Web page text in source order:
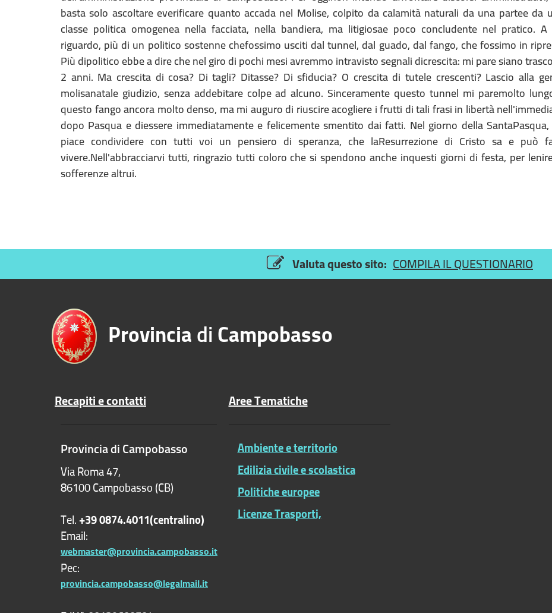
basta solo ascoltare everificare quanto accada nel Molise, colpito da calamità naturali da una partee da
classe politica omogenea nella facciata, nella bandiera, ma litigiosae poco concludente nel pratico.
riguardo, più di un politico sostenne chefossimo usciti dal tunnel, dal guado, dal fango, che fossimo in
Più dipolitico ebbe a dire che nel giro di pochi mesi avremmo intravisto segnali dicrescita: mi pare siano
2 anni. Ma crescita di cosa? Di tagli? Ditasse? Di sfiducia? O crescita di tutele crescenti? Lascio alla
molisanatale giudizio, senza addebitare colpe ad alcuno. Sinceramente questo tunnel mi paremolto
questo fango ancora molto denso, ma mi auguro di riuscire acogliere i frutti di tali frasi in libertà
dopo Pasqua e diessere immediatamente e felicemente smentito dai fatti. Nel giorno della
piace condividere con tutti voi un pensiero di speranza, che laResurrezione di Cristo sa e può
vivere.Nell'abbracciarvi tutti, ringrazio tutti coloro che si spendono anche inquesti giorni di festa, per
sofferenze altrui.
Valuta questo sito: COMPILA IL QUESTIONARIO
ProvinciadiCampobasso
Recapiti e contatti
Provincia di Campobasso
Via Roma 47,
86100 Campobasso (CB)
Tel.+39 0874.4011(centralino)
Email:
webmaster@provincia.campobasso.it
Pec:
provincia.campobasso@legalmail.it
Aree Tematiche
Ambiente e territorio
Edilizia civile e scolastica
Politiche europee
Licenze Trasporti,